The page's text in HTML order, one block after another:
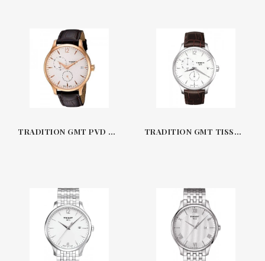
TRADITION GMT PVD TISSOT TRADITION GMT TISSOT